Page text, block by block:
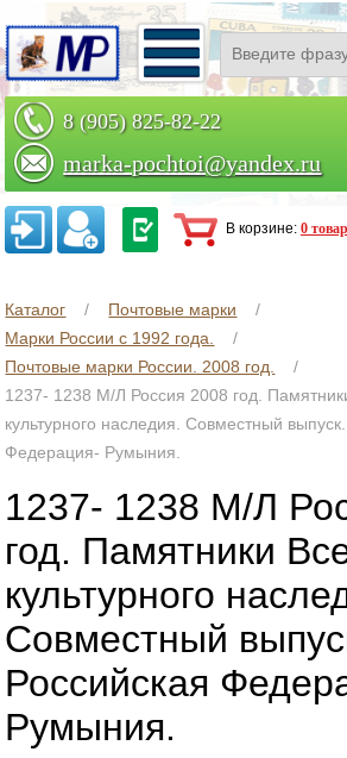
8 (905) 825-82-22
marka-pochtoi@yandex.ru
Заказать по телефону
В корзине: 0
Каталог
Почтовые марки
Марки России с 1992 года.
Почтовые марки России. 2008 год.
1237- 1238 М/Л Россия 2008 год.
культурного наследия. Совместный
Федерация- Румыния.
1237- 1238 М/Л
год. Памятники
культурного
Совместный
Российская
Румыния.